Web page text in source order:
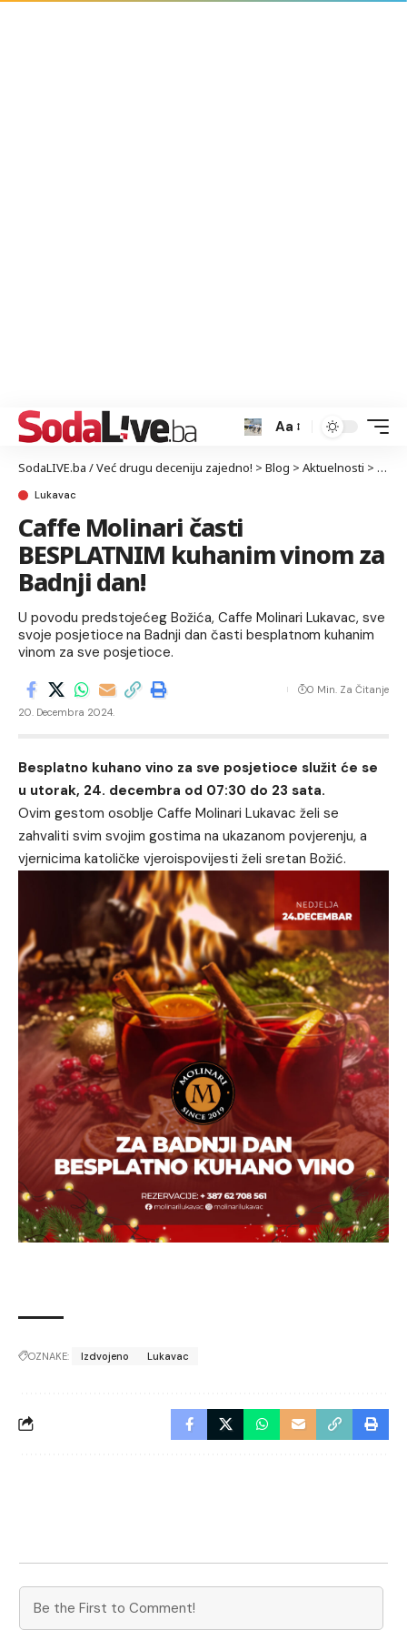
Aa
SodaLIVE.ba / Već drugu deceniju zajedno! > Blog > Aktuelnosti >
Lukavac
Caffe Molinari časti
BESPLATNIM kuhanim vinom za
Badnji dan!
U povodu predstojećeg Božića, Caffe Molinari Lukavac, sve
svoje posjetioce na Badnji dan časti besplatnom kuhanim
vinom za sve posjetioce.
20. Decembra 2024.
0 Min. Za Čitanje
Besplatno kuhano vino za sve posjetioce služit će se
u utorak, 24. decembra od 07:30 do 23 sata.
Ovim gestom osoblje Caffe Molinari Lukavac želi se
zahvaliti svim svojim gostima na ukazanom povjerenju, a
vjernicima katoličke vjeroispovijesti želi sretan Božić.
OZNAKE: Izdvojeno Lukavac